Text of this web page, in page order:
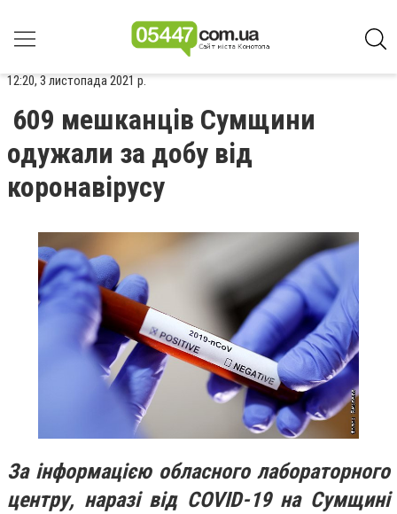
12:20, 3 листопада 2021 р.
609 мешканців Сумщини
одужали за добу від
коронавірусу
За інформацією обласного лабораторного
центру, наразі від COVID-19 на Сумщині